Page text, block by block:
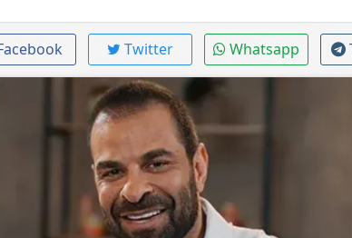
Twitter Whatsapp